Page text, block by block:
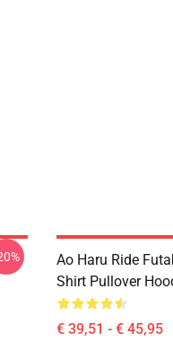
Ao Haru Ride
Shirt Pullover
€ 39,51 - € 45,95